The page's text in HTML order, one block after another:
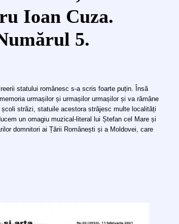
Ioan Cuza.
5.
statului românesc s-a scris foarte puțin. Însă
urmașilor și urmașilor urmașilor și va rămâne
străzi, statuile acestora străjesc multe localități
un omagiu muzical-literal lui Ștefan cel Mare și
domnitori ai Țării Românești și a Moldovei, care